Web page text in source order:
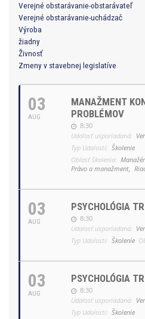
Verejné obstarávanie-obstarávateľ
Verejné obstarávanie-uchádzač
Výroba
žiadny
Živnosť
Zmeny v stavebnej legislatíve
03
AUG
MANAŽMENT
PROBLÉMOV
8:30
Udalosť usporiadaná:
Typ Udalosti: Školenie
Oblasť školenia:
Právo a manažment,
03
AUG
PSYCHOLÓGIA
8:30
Udalosť usporiadaná:
Typ Udalosti: Školenie
03
AUG
PSYCHOLÓGIA
8:30
Udalosť usporiadaná:
Typ Udalosti: Školenie